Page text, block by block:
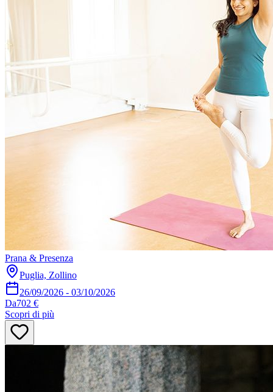
Prana & Presenza
Puglia, Zollino
26/09/2026 - 03/10/2026
Da702 €
Scopri di più